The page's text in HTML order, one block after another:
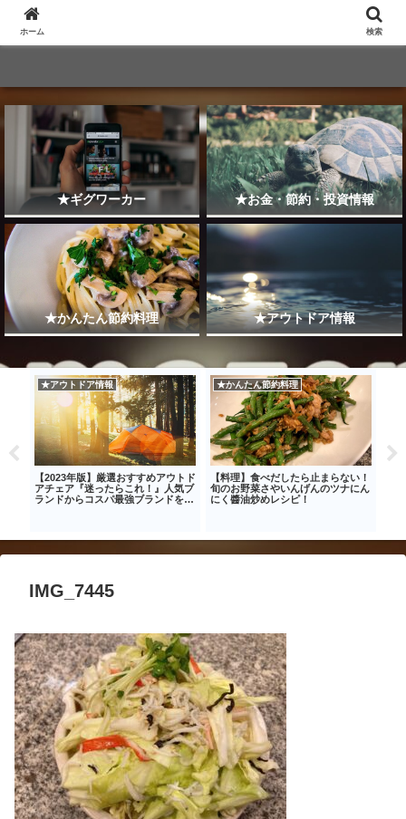
★ギグワーカー ★お金・節約・投資情報
★かんたん節約料理 ★アウトドア情報
★アウトドア情報
【2023年版】厳選おすすめアウトド
アチェア『迷ったらこれ！』人気ブ
ランドからコスパ最強ブランドを紹
★かんたん節約料理
【料理】食べだしたら止まらない！
旬のお野菜さやいんげんのツナにん
にく醬油炒めレシピ！
IMG_7445
ホーム 検索